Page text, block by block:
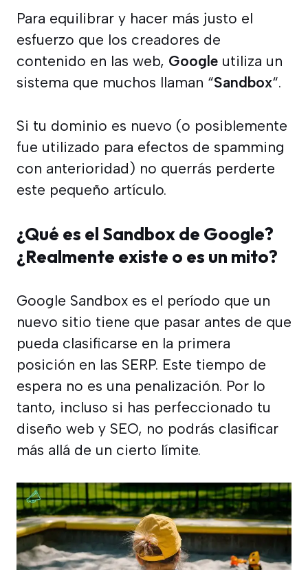
Para equilibrar y hacer más justo el
esfuerzo que los creadores de
contenido en las web, Google utiliza un
sistema que muchos llaman “Sandbox“.
Si tu dominio es nuevo (o posiblemente
fue utilizado para efectos de spamming
con anterioridad) no querrás perderte
este pequeño artículo.
¿Qué es el Sandbox de Google?
¿Realmente existe o es un mito?
Google Sandbox es el período que un
nuevo sitio tiene que pasar antes de que
pueda clasificarse en la primera
posición en las SERP. Este tiempo de
espera no es una penalización. Por lo
tanto, incluso si has perfeccionado tu
diseño web y SEO, no podrás clasificar
más allá de un cierto límite.